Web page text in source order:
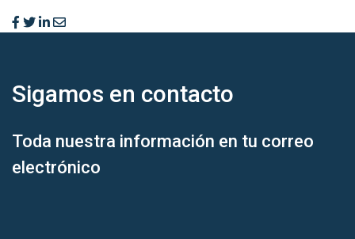
Sigamos en contacto
Toda nuestra información en tu correo
electrónico